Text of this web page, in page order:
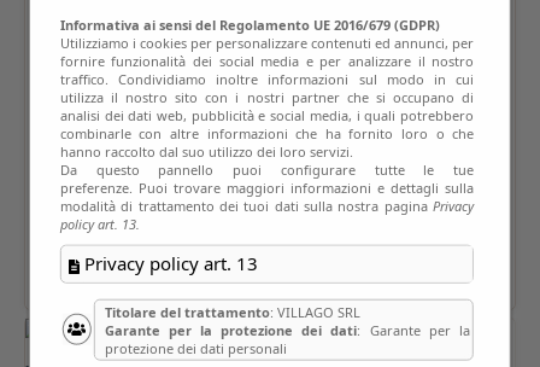
Informativa ai sensi del Regolamento UE 2016/679 (GDPR)
Utilizziamo i cookies per personalizzare contenuti ed annunci, per
fornire funzionalità dei social media e per analizzare il nostro
traffico. Condividiamo inoltre informazioni sul modo in cui
utilizza il nostro sito con i nostri partner che si occupano di
analisi dei dati web, pubblicità e social media, i quali potrebbero
combinarle con altre informazioni che ha fornito loro o che
hanno raccolto dal suo utilizzo dei loro servizi.
Da questo pannello puoi configurare tutte le tue
preferenze. Puoi trovare maggiori informazioni e dettagli sulla
modalità di trattamento dei tuoi dati sulla nostra paginaPrivacy
policy art. 13.
Privacy policy art. 13
Titolare del trattamento: VILLAGO SRL
Garante per la protezione dei dati: Garante per la
protezione dei dati personali